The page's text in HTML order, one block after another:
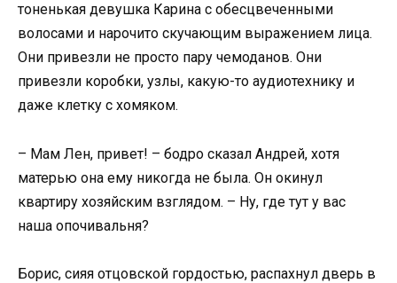
тоненькая девушка Карина с обесцвеченными
волосами и нарочито скучающим выражением лица.
Они привезли не просто пару чемоданов. Они
привезли коробки, узлы, какую-то аудиотехнику и
даже клетку с хомяком.
– Мам Лен, привет! – бодро сказал Андрей, хотя
матерью она ему никогда не была. Он окинул
квартиру хозяйским взглядом. – Ну, где тут у вас
наша опочивальня?
Борис, сияя отцовской гордостью, распахнул дверь в